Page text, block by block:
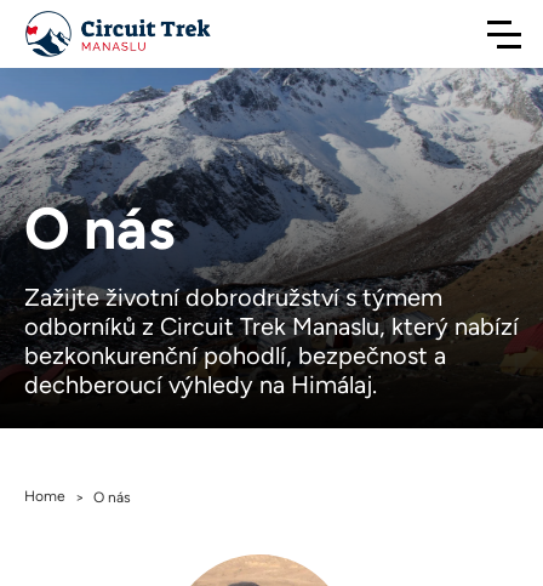
O nás
Zažijte životní dobrodružství s týmem
odborníků z Circuit Trek Manaslu, který nabízí
bezkonkurenční pohodlí, bezpečnost a
dechberoucí výhledy na Himálaj.
Home > O nás